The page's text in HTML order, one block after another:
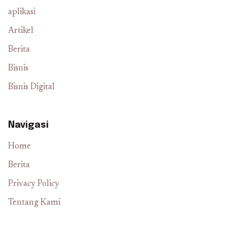
aplikasi
Artikel
Berita
Bisnis
Bisnis Digital
Navigasi
Home
Berita
Privacy Policy
Tentang Kami